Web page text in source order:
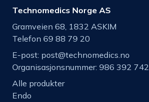
Technomedics Norge AS
Gramveien 68, 1832 ASKIM
Telefon 69 88 79 20
E-post: post@technomedics.no
Organisasjonsnummer: 986 392 742
Alle produkter
Endo